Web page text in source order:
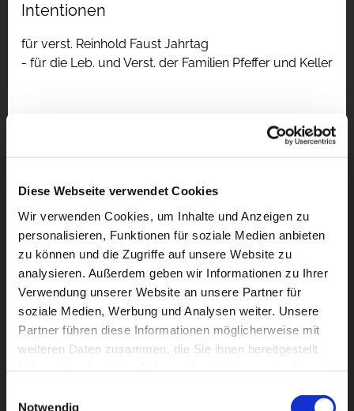
Diese Webseite verwendet Cookies
Wir verwenden Cookies, um Inhalte und Anzeigen zu
personalisieren, Funktionen für soziale Medien anbieten
zu können und die Zugriffe auf unsere Website zu
analysieren. Außerdem geben wir Informationen zu Ihrer
Verwendung unserer Website an unsere Partner für
soziale Medien, Werbung und Analysen weiter. Unsere
Partner führen diese Informationen möglicherweise mit
weiteren Daten zusammen, die Sie ihnen bereitgestellt
Notwendig
Intentionen
für verst. Reinhold Faust Jahrtag
- für die Leb. und Verst. der Familien Pfeffer und Keller